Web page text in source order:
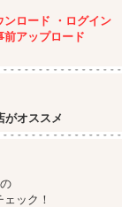
ロード ・ログイン
アップロード
オススメ
ック！